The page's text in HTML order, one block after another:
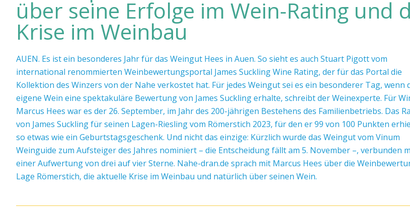
über seine Erfolge im Wein-Rating und
Krise im Weinbau
AUEN. Es ist ein besonderes Jahr für das Weingut Hees in Auen. So sieht es auch Stuart Pigott vom
international renommierten Weinbewertungsportal James Suckling Wine Rating, der für das Portal die
Kollektion des Winzers von der Nahe verkostet hat. Für jedes Weingut sei es ein besonderer Tag, wenn
eigene Wein eine spektakuläre Bewertung von James Suckling erhalte, schreibt der Weinexperte. Für
Marcus Hees war es der 26. September, im Jahr des 200-jährigen Bestehens des Familienbetriebs. Das
von James Suckling für seinen Lagen-Riesling vom Römerstich 2023, für den er 99 von 100 Punkten
so etwas wie ein Geburtstagsgeschenk. Und nicht das einzige: Kürzlich wurde das Weingut vom Vinum
Weinguide zum Aufsteiger des Jahres nominiert – die Entscheidung fällt am 5. November –, verbunden
einer Aufwertung von drei auf vier Sterne. Nahe-dran.de sprach mit Marcus Hees über die
Lage Römerstich, die aktuelle Krise im Weinbau und natürlich über seinen Wein.